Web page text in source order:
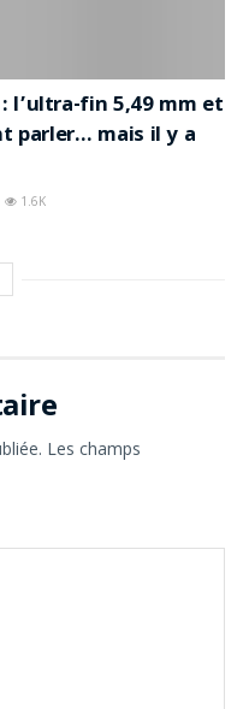
l’ultra-fin 5,49 mm et
parler… mais il y a
1.6K
Les champs